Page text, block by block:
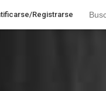
Registrarse